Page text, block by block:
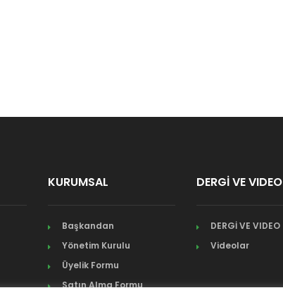
KURUMSAL
Başkandan
Yönetim Kurulu
Üyelik Formu
Satın Alma Formu
DERGİ VE VIDEO
DERGİ VE VIDEO
Videolar